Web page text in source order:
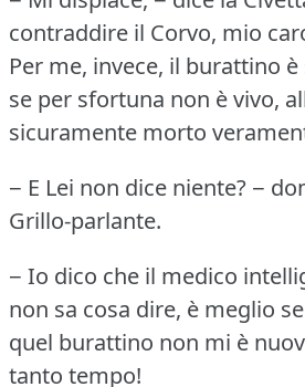
contraddire il Corvo, mio
Per me, invece, il burattino
se per sfortuna non è vivo,
sicuramente morto
− E Lei non dice niente? −
Grillo-parlante.
− Io dico che il medico
non sa cosa dire, è meglio
quel burattino non mi è
tanto tempo!